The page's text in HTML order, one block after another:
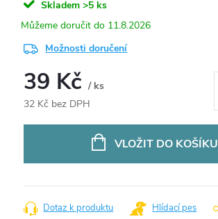
Skladem >5 ks
11.8.2026
Možnosti doručení
39 Kč/ ks
32 Kč bez DPH
VLOŽIT DO KOŠÍKU
Dotaz k produktu Hlídací pes